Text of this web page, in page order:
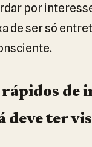
por
de ser só
rápidos de
deve ter